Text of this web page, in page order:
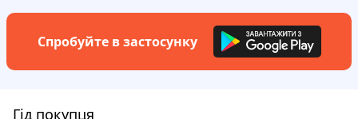
Спробуйте в застосунку
Гід покупця